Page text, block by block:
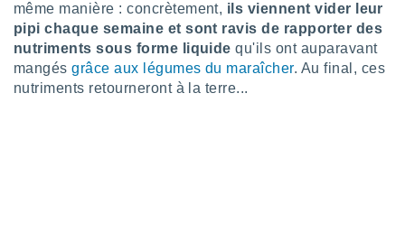
à
notre
cas,
même manière : concrètement, ils viennent vider leur
pipi chaque semaine et sont ravis de rapporter des
nutriments sous forme liquide qu'ils ont auparavant
mangésgrâce aux légumes du maraîcher. Au final, ces
nutriments retourneront à la terre...